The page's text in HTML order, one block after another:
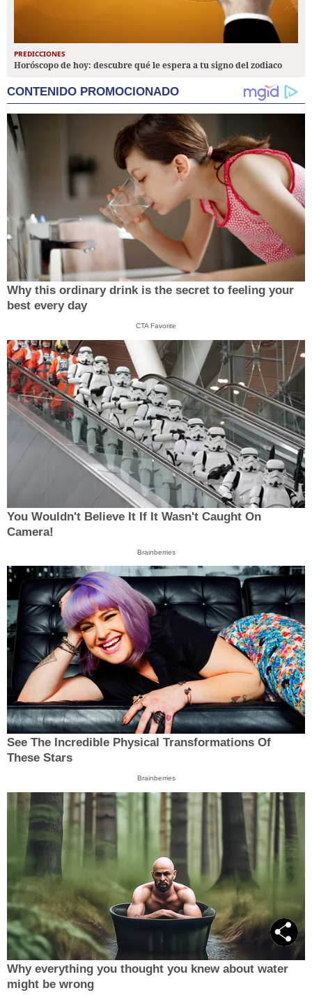
PREDICCIONES
Horóscopo de hoy: descubre qué le espera a tu signo del zodiaco
CONTENIDO PROMOCIONADO
Why this ordinary drink is the secret to feeling your
best every day
CTA Favorite
You Wouldn't Believe It If It Wasn't Caught On
Camera!
Brainberries
See The Incredible Physical Transformations Of
These Stars
Brainberries
Why everything you thought you knew about water
might be wrong